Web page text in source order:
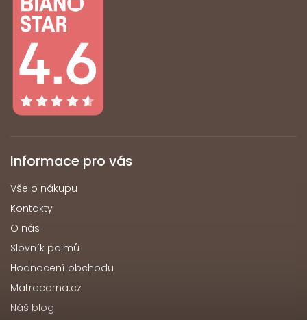
Informace pro vás
Vše o nákupu
Kontakty
O nás
Slovník pojmů
Hodnocení obchodu
Matracarna.cz
Náš blog